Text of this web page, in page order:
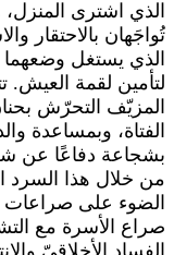
الذي اشترى المنزل،
تُواجَهان بالاحتقار
الذي يستغل وضعهما
لتأمين لقمة العيش.
المزيّف التحرّش
الفتاة، وبمساعدة
بشجاعة دفاعًا عن
من خلال هذا السرد
الضوء على صراعات
صراع الأسرة مع